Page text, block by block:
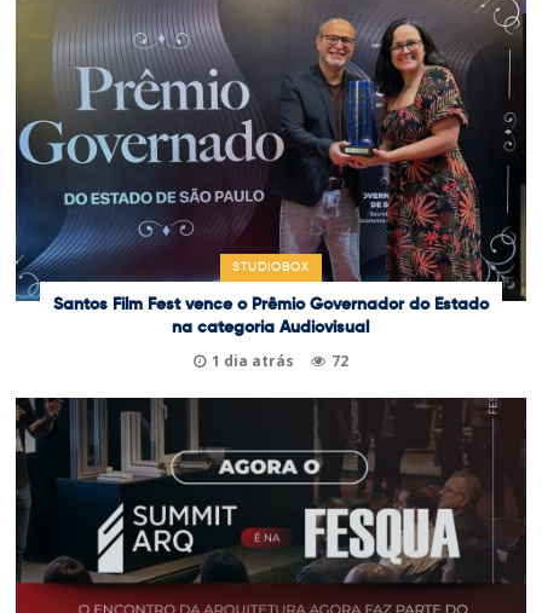
STUDIOBOX
Santos Film Fest vence o Prêmio Governador do Estado
na categoria Audiovisual
1 dia atrás 72